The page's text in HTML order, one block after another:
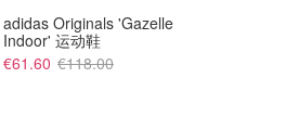
adidas Originals 'Gazelle
Indoor' 运动鞋
€61.60 €118.00